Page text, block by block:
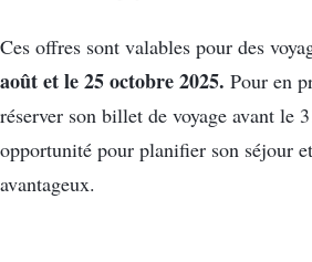
Ces offres sont valables pour des
août et le 25 octobre 2025. Pour en
réserver son billet de voyage avant le
opportunité pour planifier son séjour
avantageux.